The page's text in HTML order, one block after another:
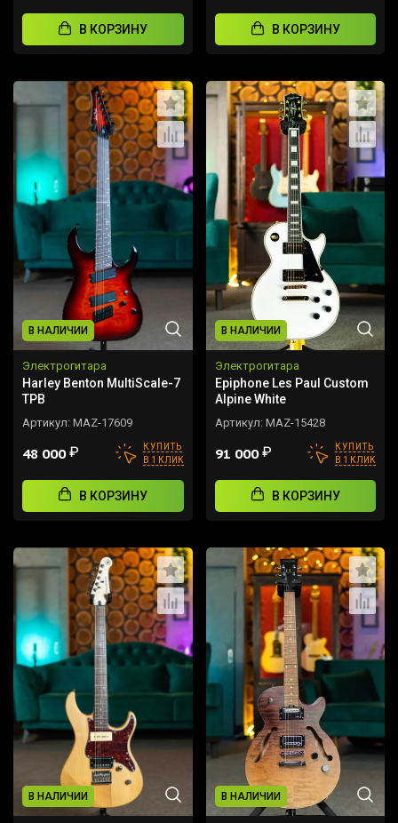
В КОРЗИНУ В КОРЗИНУ
В НАЛИЧИИ
Электрогитара
Harley Benton MultiScale-7
TPB
Артикул: MAZ-17609
48 000₽
КУПИТЬ
В 1 КЛИК
В КОРЗИНУ
В НАЛИЧИИ
Электрогитара
Epiphone Les Paul Custom
Alpine White
Артикул: MAZ-15428
91 000₽
КУПИТЬ
В 1 КЛИК
В КОРЗИНУ
В НАЛИЧИИ В НАЛИЧИИ